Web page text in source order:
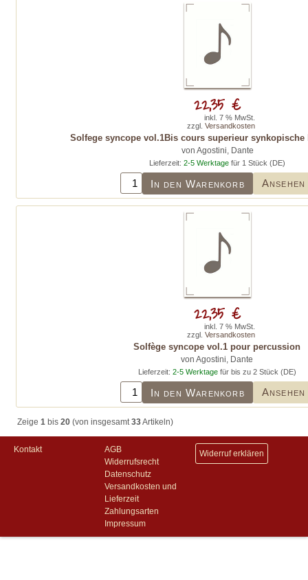
Solfege syncope vol.1Bis cours superieur synkopische
von Agostini, Dante
Lieferzeit: 2-5 Werktage für 1 Stück (DE)
In den Warenkorb Ansehen
22,35 €
inkl. 7 % MwSt.
zzgl. Versandkosten
Solfège syncope vol.1 pour percussion
von Agostini, Dante
Lieferzeit: 2-5 Werktagefür bis zu 2 Stück (DE)
In den Warenkorb Ansehen
22,35 €
inkl. 7 % MwSt.
zzgl. Versandkosten
Zeige 1 bis 20 (von insgesamt33Artikeln)
Kontakt
AGB
Widerrufsrecht
Datenschutz
Versandkosten und
Lieferzeit
Zahlungsarten
Impressum
Widerruf erklären